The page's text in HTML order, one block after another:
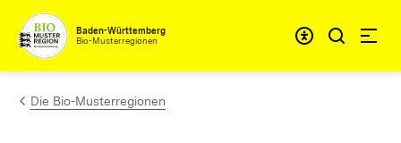
Zum Inhalt springen
Baden-Württemberg
Bio-Musterregionen
Die Bio-Musterregionen